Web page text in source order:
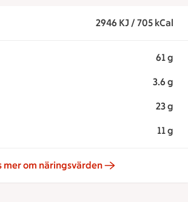
2946 KJ / 705 kCal
61 g
3.6 g
23 g
11 g
mer om näringsvärden